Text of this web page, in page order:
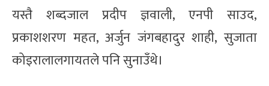
यस्तै शब्दजाल प्रदीप ज्ञवाली, एनपी साउद,
प्रकाशशरण महत, अर्जुन जंगबहादुर शाही, सुजाता
कोइरालालगायतले पनि सुनाउँथे।